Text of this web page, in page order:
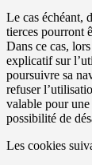
Le cas échéant,
tierces pourront
Dans ce cas,
explicatif sur
poursuivre sa
refuser
valable pour
possibilité de
Les cookies